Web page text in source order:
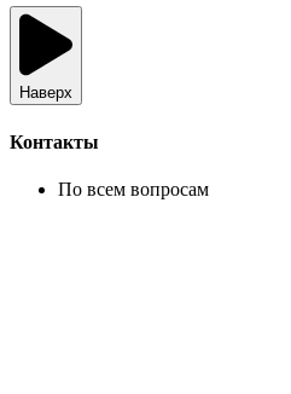
Наверх
Контакты
По всем вопросам